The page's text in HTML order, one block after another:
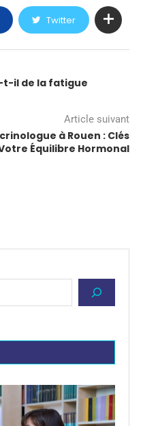
Twitter
il de la fatigue
Article suivant
à Rouen : Clés
Équilibre Hormonal